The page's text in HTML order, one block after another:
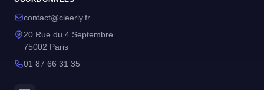
contact@cleerly.fr
20 Rue du 4 Septembre
75002 Paris
01 87 66 31 35